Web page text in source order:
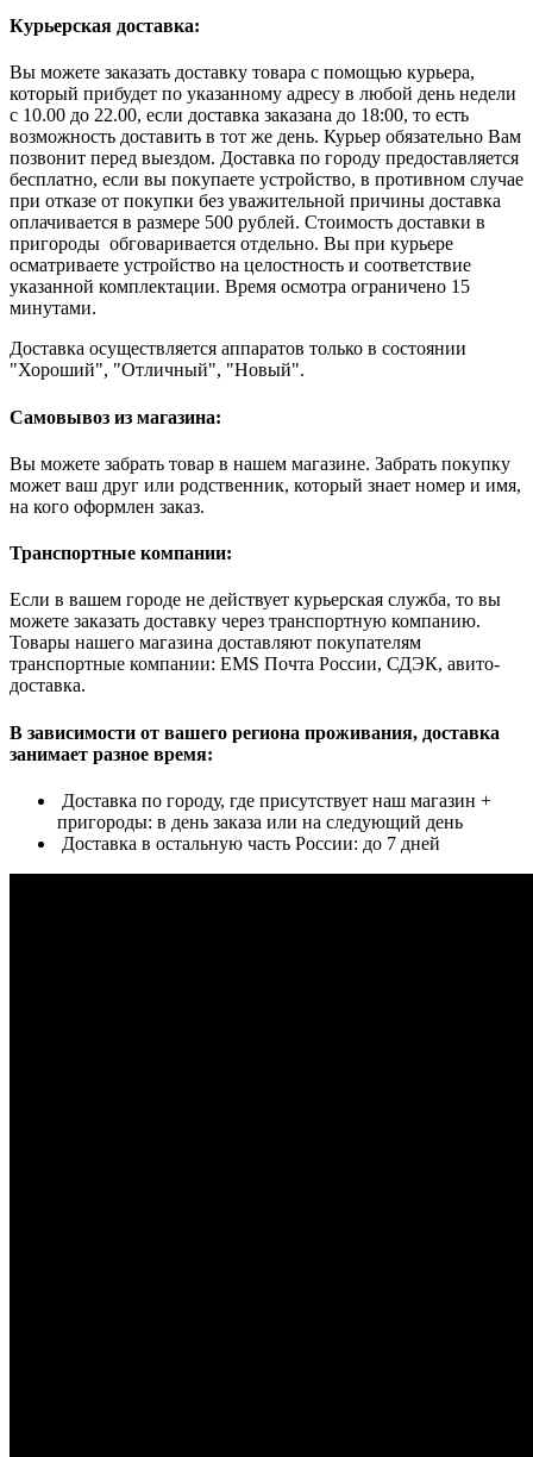
Курьерская доставка:
Вы можете заказать доставку товара с помощью курьера,
который прибудет по указанному адресу в любой день недели
с 10.00 до 22.00, если доставка заказана до 18:00, то есть
возможность доставить в тот же день. Курьер обязательно Вам
позвонит перед выездом. Доставка по городу предоставляется
бесплатно, если вы покупаете устройство, в противном случае
при отказе от покупки без уважительной причины доставка
оплачивается в размере 500 рублей. Стоимость доставки в
пригороды обговаривается отдельно. Вы при курьере
осматриваете устройство на целостность и соответствие
указанной комплектации. Время осмотра ограничено 15
минутами.
Доставка осуществляется аппаратов только в состоянии
"Хороший", "Отличный", "Новый".
Самовывоз из магазина:
Вы можете забрать товар в нашем магазине. Забрать покупку
может ваш друг или родственник, который знает номер и имя,
на кого оформлен заказ.
Транспортные компании:
Если в вашем городе не действует курьерская служба, то вы
можете заказать доставку через транспортную компанию.
Товары нашего магазина доставляют покупателям
транспортные компании: EMS Почта России, СДЭК, авито-
доставка.
В зависимости от вашего региона проживания, доставка
занимает разное время:
Доставка по городу, где присутствует наш магазин +
пригороды: в день заказа или на следующий день
Доставка в остальную часть России: до 7 дней